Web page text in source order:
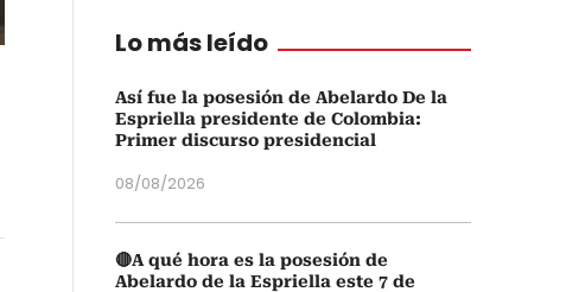
Lo más leído
Así fue la posesión de Abelardo De la
Espriella presidente de Colombia:
Primer discurso presidencial
08/08/2026
🔴A qué hora es la posesión de
Abelardo de la Espriella este 7 de